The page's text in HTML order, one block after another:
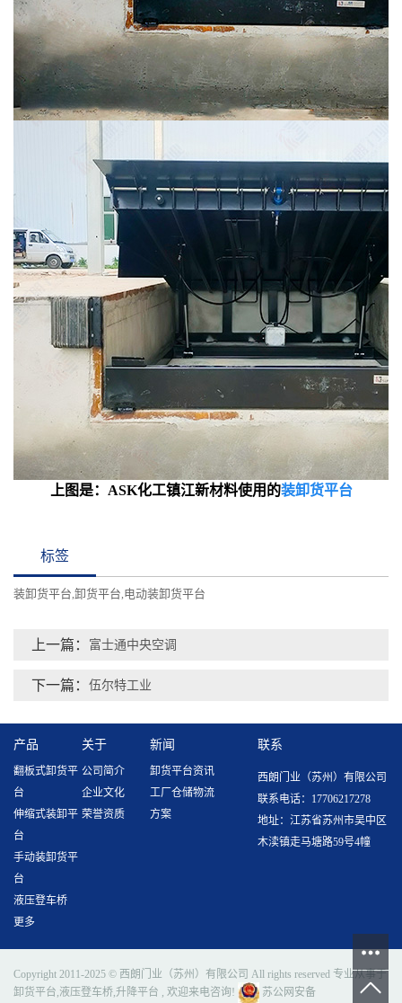
上图是：ASK化工镇江新材料使用的装卸货平台
标签
装卸货平台,卸货平台,电动装卸货平台
上一篇： 富士通中央空调
下一篇： 伍尔特工业
产品
翻板式卸货平
台
伸缩式装卸平
台
手动装卸货平
台
液压登车桥
更多
关于
公司简介
企业文化
荣誉资质
新闻
卸货平台资讯
工厂仓储物流
方案
联系
西朗门业（苏州）有限公司
联系电话：17706217278
地址：江苏省苏州市吴中区
木渎镇走马塘路59号4幢
Copyright 2011-2025 © 西朗门业（苏州）有限公司 All rights reserved 专业从事于
卸货平台,液压登车桥,升降平台 , 欢迎来电咨询! 苏公网安备